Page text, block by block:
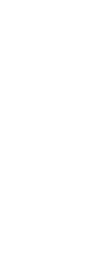
arrendar?
Porto,